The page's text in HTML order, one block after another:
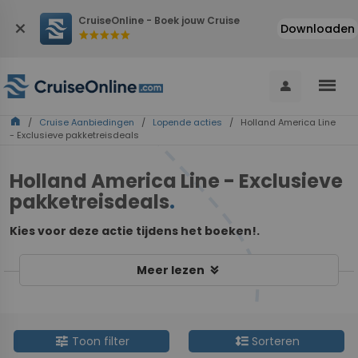
close CruiseOnline - Boek jouw Cruise
starstarstarstarstar Downloaden
person menu
home / Cruise Aanbiedingen / Lopende acties / Holland America Line
- Exclusieve pakketreisdeals
Holland America Line - Exclusieve
pakketreisdeals.
Kies voor deze actie tijdens het boeken!.
Meer lezen keyboard_double_arrow_down
tune Toon filter format_line_spacingSorteren